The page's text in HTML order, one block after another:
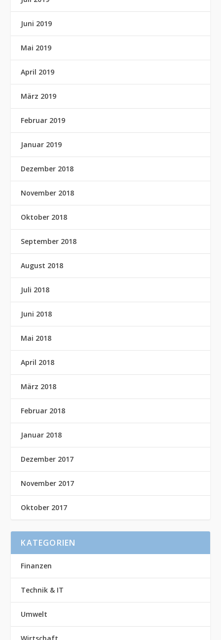
Juni 2019
Mai 2019
April 2019
März 2019
Februar 2019
Januar 2019
Dezember 2018
November 2018
Oktober 2018
September 2018
August 2018
Juli 2018
Juni 2018
Mai 2018
April 2018
März 2018
Februar 2018
Januar 2018
Dezember 2017
November 2017
Oktober 2017
KATEGORIEN
Finanzen
Technik & IT
Umwelt